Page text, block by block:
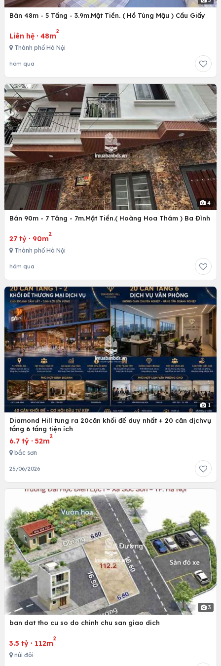
Bán 48m - 5 Tầng - 3.9m.Mặt Tiền. ( Hồ Tùng Mậu ) Cầu Giấy
Liên hệ · 48m
2
Thành phố Hà Nội
hôm qua
4
Bán 90m - 7 Tâng - 7m.Mặt Tiền.( Hoàng Hoa Thám ) Ba Đình
27 tỷ · 90m
2
Thành phố Hà Nội
hôm qua
1
Diamond Hill tung ra 20căn khối đế duy nhất + 20 căn dịchvụ
tầng 6 tầng tiện ích
6.7 tỷ · 52m
2
bắc sơn
25/06/2026
3
ban dat tho cu so do chinh chu san giao dich
3.5 tỷ · 112m
2
núi đôi